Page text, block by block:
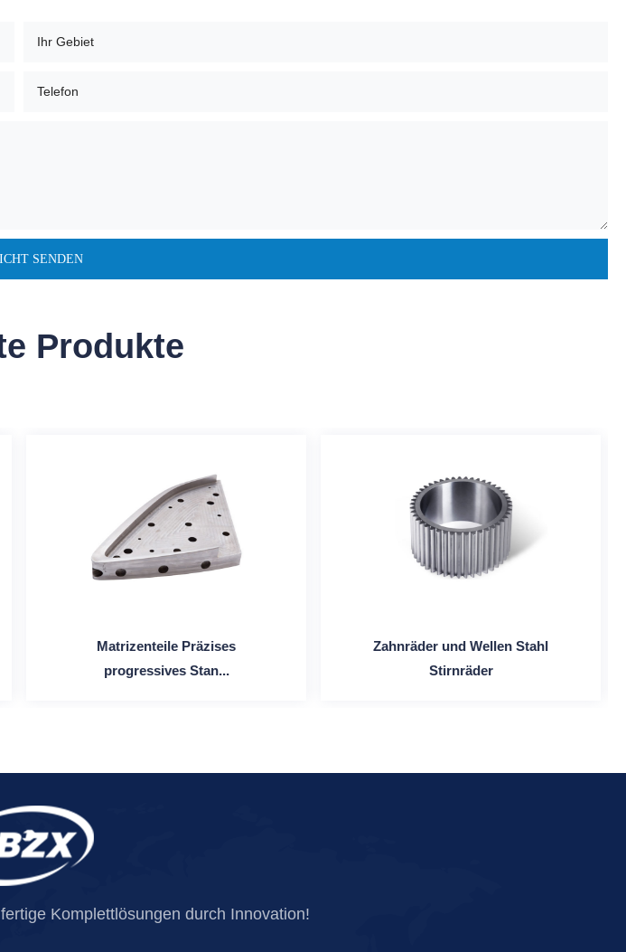
Produkte
Matrizenteile Präzises
progressives Stan...
Zahnräder und Wellen Stahl
Stirnräder
Komplettlösungen durch Innovation!